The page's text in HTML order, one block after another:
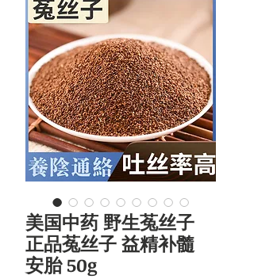
美国中药 野生菟丝子
正品菟丝子 益精补髓
安胎 50g